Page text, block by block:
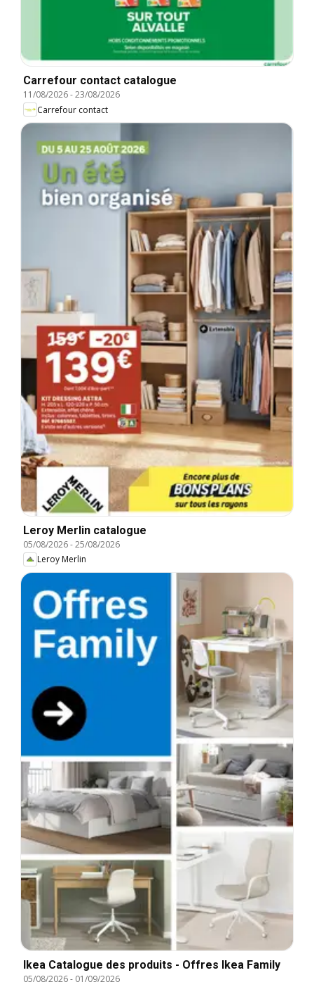
Carrefour contact catalogue
11/08/2026-23/08/2026
Carrefour contact
Leroy Merlin catalogue
05/08/2026-25/08/2026
Leroy Merlin
Ikea Catalogue des produits - Offres Ikea Family
05/08/2026- 01/09/2026